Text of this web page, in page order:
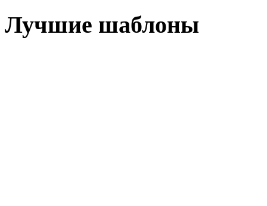
Лучшие шаблоны